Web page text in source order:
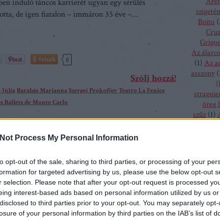
Process My Personal Information
opt-out of the sale, sharing to third parties, or processing of your
for targeted advertising by us, please use the below opt-out
selection. Please note that after your opt-out request is processed
interest-based ads based on personal information utilized by us
to third parties prior to your opt-out. You may separately
of your personal information by third parties on the IAB’s list of
induló táncos karrierét ugyan egy sérülés
de igen fiatalon – immáron 35 éve –…
Tetszik 0
Szólj hozzá!
Júlia Barabás MariannaSzergej Prokofjev Teatro La Fenice
Ballets de Monte Carlo
operaházai sorra nyitják meg kapuikat a
kezdetén, Olaszországban lassan véget ér az
Nehéz az "opera hazájában” teljes évadról beszélni,
mindössze tizenegy olyan város maradt, ahol több
szigetén
Boito (
Cruz
Az
(1) Az
asszony (
öreg
szűz (1)
A